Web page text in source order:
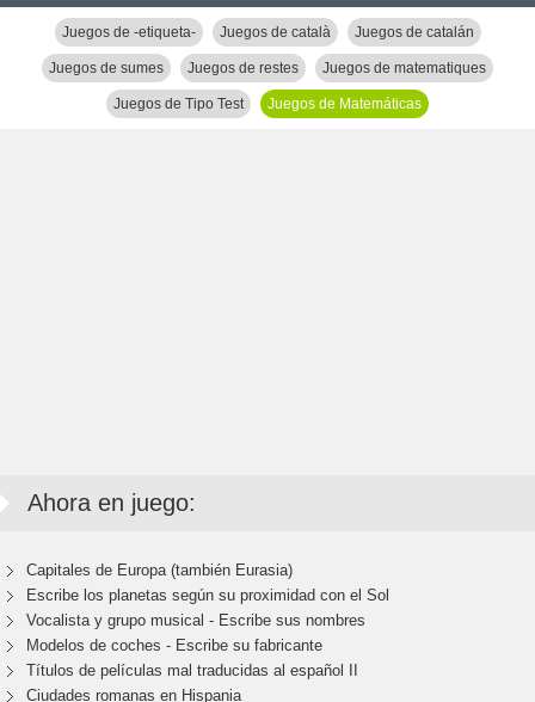
Juegos de -etiqueta- Juegos de català Juegos de catalán
Juegos de sumes Juegos de restes Juegos de matematiques
Juegos de Tipo Test Juegos de Matemáticas
Ahora en juego:
Capitales de Europa (también Eurasia)
Escribe los planetas según su proximidad con el Sol
Vocalista y grupo musical - Escribe sus nombres
Modelos de coches - Escribe su fabricante
Títulos de películas mal traducidas al español II
Ciudades romanas en Hispania